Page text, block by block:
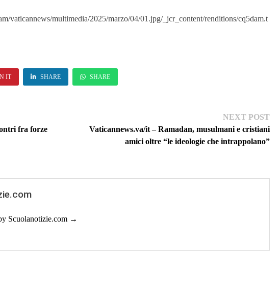
vaticannews/multimedia/2025/marzo/04/01.jpg/_jcr_content/renditions/cq5dam.t
IT SHARE SHARE
fra forze
NEXT POSTNext
post:
Vaticannews.va/it – Ramadan, musulmani e cristiani
amici oltre “le ideologie che intrappolano”
Scuolanotizie.com →